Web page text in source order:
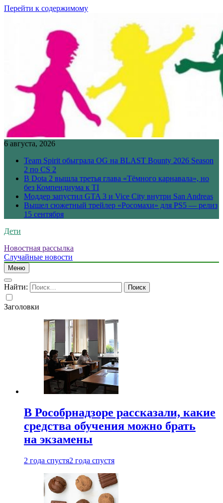
Перейти к содержимому
6 августа, 2026
Team Spirit обыграла OG на BLAST Bounty 2026 Season
2 по CS 2
В Dota 2 вышла третья глава «Тёмного карнавала», но
без Компендиума к TI
Моддер запустил GTA 3 и Vice City внутри San Andreas
Вышел сюжетный трейлер «Росомахи» для PS5 — релиз
15 сентября
Дети
Новостная рассылка
Случайные новости
Меню
Найти:
Заголовки
В Рособрнадзоре рассказали, какие
средства обучения можно брать
на экзамены
2 года спустя2 года спустя